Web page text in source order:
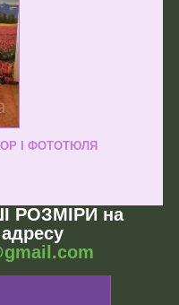
І ФОТОТЮЛЯ
РОЗМІРИ на